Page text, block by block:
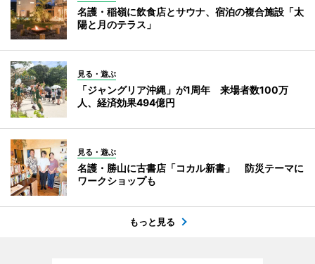
名護・稲嶺に飲食店とサウナ、宿泊の複合施設「太
陽と月のテラス」
見る・遊ぶ
「ジャングリア沖縄」が1周年 来場者数100万
人、経済効果494億円
見る・遊ぶ
名護・勝山に古書店「コカル新書」 防災テーマに
ワークショップも
もっと見る